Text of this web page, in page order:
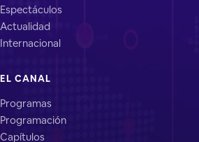
Espectáculos
Actualidad
Internacional
EL CANAL
Programas
Programación
Capítulos